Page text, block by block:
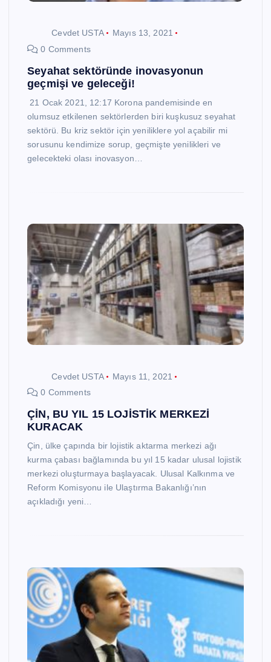
Cevdet USTA
Mayıs 13, 2021
0 Comments
Seyahat sektöründe inovasyonun
geçmişi ve geleceği!
21 Ocak 2021, 12:17 Korona pandemisinde en
olumsuz etkilenen sektörlerden biri kuşkusuz seyahat
sektörü. Bu kriz sektör için yeniliklere yol açabilir mi
sorusunu kendimize sorup, geçmişte yenilikleri ve
gelecekteki olası inovasyon…
Cevdet USTA
Mayıs 11, 2021
0 Comments
ÇİN, BU YIL 15 LOJİSTİK MERKEZİ
KURACAK
Çin, ülke çapında bir lojistik aktarma merkezi ağı
kurma çabası bağlamında bu yıl 15 kadar ulusal lojistik
merkezi oluşturmaya başlayacak. Ulusal Kalkınma ve
Reform Komisyonu ile Ulaştırma Bakanlığı’nın
açıkladığı yeni…